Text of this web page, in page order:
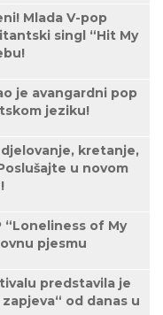
Mlada V-pop
singl “Hit My
je avangardni pop
jeziku!
djelovanje, kretanje,
u novom
of My
pjesmu
predstavila je
od danas u